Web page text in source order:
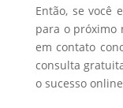
Então, se você
para o próximo
em contato
consulta
o sucesso